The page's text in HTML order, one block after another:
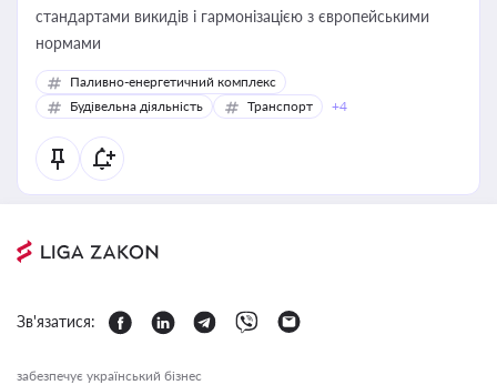
стандартами викидів і гармонізацією з європейськими
нормами
Паливно-енергетичний комплекс
Будівельна діяльність
Транспорт +4
Зв'язатися:
забезпечує український бізнес